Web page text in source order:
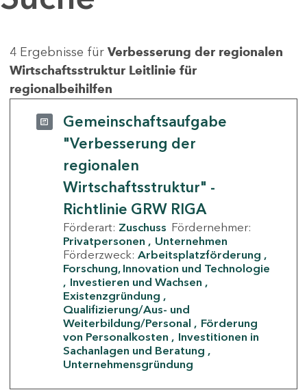
4 Ergebnisse für Verbesserung der regionalen
Wirtschaftsstruktur Leitlinie für
regionalbeihilfen
Gemeinschaftsaufgabe
"Verbesserung der
regionalen
Wirtschaftsstruktur" -
Richtlinie GRW RIGA
Förderart: Zuschuss Fördernehmer:
Privatpersonen
Unternehmen
Förderzweck: Arbeitsplatzförderung
Forschung, Innovation und Technologie
Investieren und Wachsen
Existenzgründung
Qualifizierung/Aus- und
Weiterbildung/Personal
Förderung
von Personalkosten
Investitionen in
Sachanlagen und Beratung
Unternehmensgründung